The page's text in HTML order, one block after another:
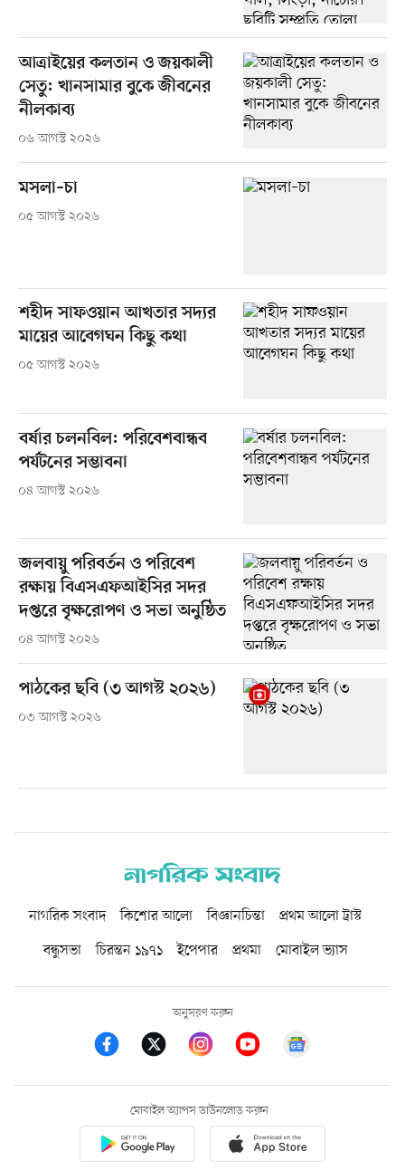
আত্রাইয়ের কলতান ও জয়কালী
সেতু: খানসামার বুকে জীবনের
নীলকাব্য
০৬ আগস্ট ২০২৬
মসলা–চা
০৫ আগস্ট ২০২৬
শহীদ সাফওয়ান আখতার সদ্যর
মায়ের আবেগঘন কিছু কথা
০৫ আগস্ট ২০২৬
বর্ষার চলনবিল: পরিবেশবান্ধব
পর্যটনের সম্ভাবনা
০৪ আগস্ট ২০২৬
জলবায়ু পরিবর্তন ও পরিবেশ
রক্ষায় বিএসএফআইসির সদর
দপ্তরে বৃক্ষরোপণ ও সভা অনুষ্ঠিত
০৪ আগস্ট ২০২৬
পাঠকের ছবি (৩ আগস্ট ২০২৬)
০৩ আগস্ট ২০২৬
নাগরিক সংবাদ কিশোর আলো বিজ্ঞানচিন্তা
প্রথম আলো ট্রাস্ট
বন্ধুসভা
চিরন্তন ১৯৭১ ইপেপার প্রথমা মোবাইল ভ্যাস
অনুসরণ করুন
মোবাইল অ্যাপস ডাউনলোড করুন